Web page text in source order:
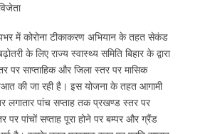
में कोरोना टीकाकरण अभियान के तहत सेकंड
के लिए राज्य स्वास्थ्य समिति बिहार के द्वारा
पर साप्ताहिक और जिला स्तर पर मासिक
की जा रही है। इस योजना के तहत आगामी
लगातार पांच सप्ताह तक प्रखण्ड स्तर पर
पर पांचों सप्ताह पूरा होने पर बम्पर और ग्रैंड